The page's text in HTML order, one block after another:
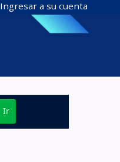
Ingresar a su cuenta
Ir